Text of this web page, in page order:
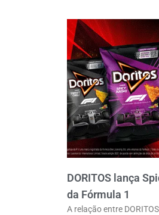
DORITOS lança
da Fórmula 1
A relação entre